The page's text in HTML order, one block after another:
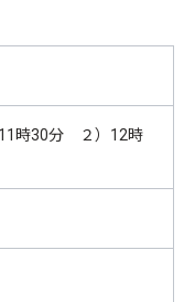
11時30分 ２）12時